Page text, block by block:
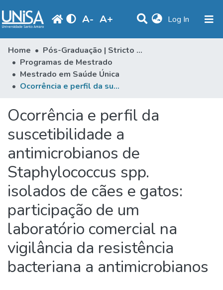
A- A+ Log In (current)
Statistics
Communities & Collections
Browse
Produção Docente
Periodicals
Home
Pós-Graduação | Stricto Sensu
Programas de Mestrado
Mestrado em Saúde Única
Ocorrência e perfil da suscetibilidade a antimicrobianos de Staphylococcus spp. isolados de cães e gatos: participação de um laboratório comercial na vigilância da resistência bacteriana a antimicrobianos
Ocorrência e perfil da
suscetibilidade a
antimicrobianos de
Staphylococcus spp.
isolados de cães e gatos:
participação de um
laboratório comercial na
vigilância da resistência
bacteriana a antimicrobianos